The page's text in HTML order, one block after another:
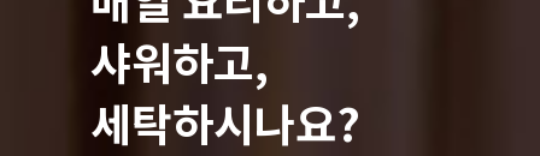
샤워하고,
세탁하시나요?